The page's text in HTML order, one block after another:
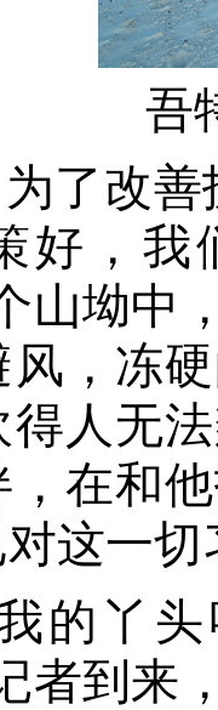
吾
为了改
好，我
山坳中
，冻
得人无
，在和
这一
的丫
者到来